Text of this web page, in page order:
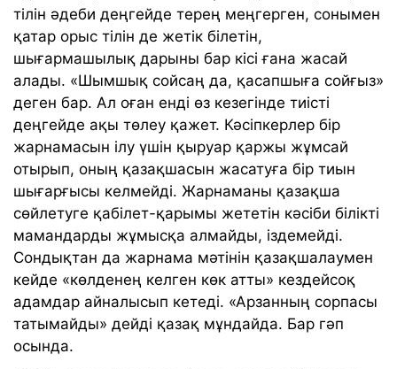
тілін әдеби деңгейде терең меңгерген, сонымен
қатар орыс тілін де жетік білетін,
шығармашылық дарыны бар кісі ғана жасай
алады. «Шымшық сойсаң да, қасапшыға сойғыз»
деген бар. Ал оған енді өз кезегінде тиісті
деңгейде ақы төлеу қажет. Кәсіпкерлер бір
жарнамасын ілу үшін қыруар қаржы жұмсай
отырып, оның қазақшасын жасатуға бір тиын
шығарғысы келмейді. Жарнаманы қазақша
сөйлетуге қабілет-қарымы жететін кәсіби білікті
мамандарды жұмысқа алмайды, іздемейді.
Сондықтан да жарнама мәтінін қазақшалаумен
кейде «көлденең келген көк атты» кездейсоқ
адамдар айналысып кетеді. «Арзанның сорпасы
татымайды» дейді қазақ мұндайда. Бар гәп
осында.